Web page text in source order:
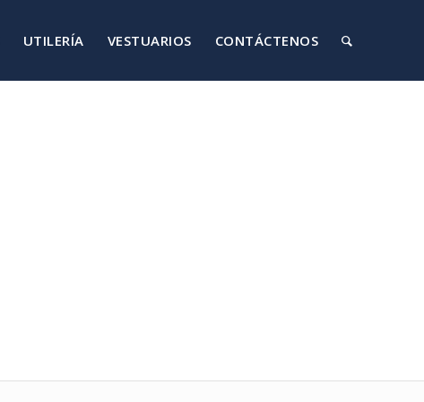
UTILERÍA VESTUARIOS CONTÁCTENOS